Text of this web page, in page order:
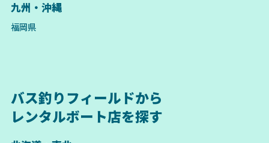
九州・沖縄
福岡県
バス釣りフィールドから
レンタルボート店を探す